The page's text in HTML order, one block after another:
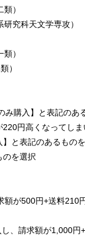
）
究科天文学専攻）
）
）
購入】と表記のあ
円高くなってしま
と表記のあるもの
のを選択
額が500円+送料210
、請求額が1,000円